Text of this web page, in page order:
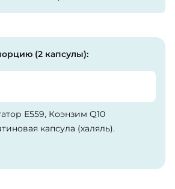
(2 капсулы):
Е559, Коэнзим Q10
капсула (халяль).